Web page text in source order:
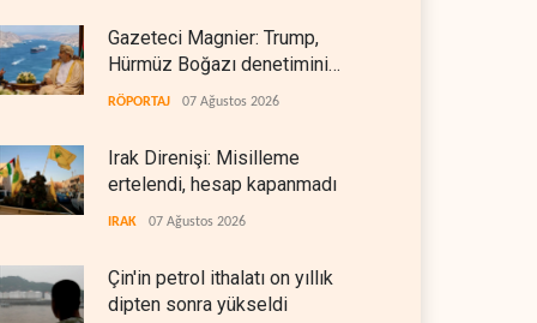
Gazeteci Magnier: Trump,
Hürmüz Boğazı denetimini
doğrudan İran ve Umman'a
RÖPORTAJ 07 Ağustos 2026
Irak Direnişi: Misilleme
ertelendi, hesap kapanmadı
IRAK 07 Ağustos 2026
Çin'in petrol ithalatı on yıllık
dipten sonra yükseldi